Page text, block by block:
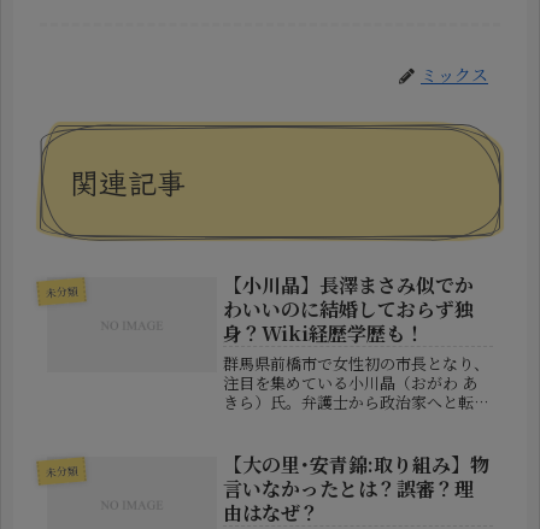
ミックス
関連記事
未分類
【小川晶】長澤まさみ似でか
わいいのに結婚しておらず独
身？Wiki経歴学歴も！
群馬県前橋市で女性初の市長となり、
注目を集めている小川晶（おがわ あ
きら）氏。弁護士から政治家へと転身
の整ったルックスから「女優の長澤ま
さみに似ている」と言われることもあ
り...
未分類
【大の里･安青錦:取り組み】物
言いなかったとは？誤審？理
由はなぜ？